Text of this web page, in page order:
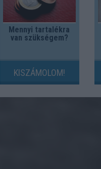
Mennyi tartalékra
van szükségem?
KISZÁMOLOM!